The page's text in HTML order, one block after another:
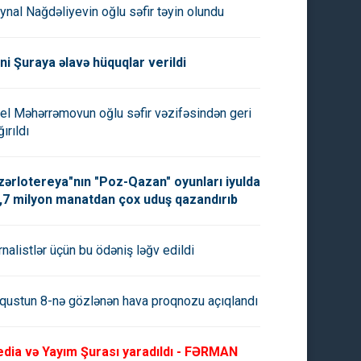
Nağdəliyevin oğlu səfir təyin olundu
Şuraya əlavə hüquqlar verildi
Məhərrəmovun oğlu səfir vəzifəsindən geri
"Poz-Qazan" oyunları iyulda
milyon manatdan çox uduş qazandırıb
üçün bu ödəniş ləğv edildi
8-nə gözlənən hava proqnozu açıqlandı
və Yayım Şurası yaradıldı - FƏRMAN